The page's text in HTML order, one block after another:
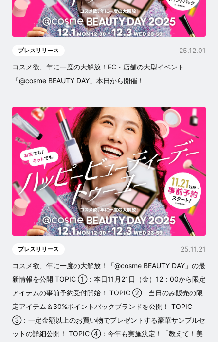
プレスリリース
25.12.01
コスメ欲、年に一度の大解放！EC・店舗の大型イベント
「@cosme BEAUTY DAY」本日から開催！
プレスリリース
25.11.21
コスメ欲、年に一度の大解放！「@cosme BEAUTY DAY」の最
新情報を公開 TOPIC ①：本日11月21日（金）12：00から限定
アイテムの事前予約受付開始！ TOPIC ②：当日のみ販売の限
定アイテム＆30%ポイントバックブランドを公開！ TOPIC
③：一定金額以上のお買い物でプレゼントする豪華サンプルセ
ットの詳細公開！ TOPIC ④：今年も実施決定！「教えて！美